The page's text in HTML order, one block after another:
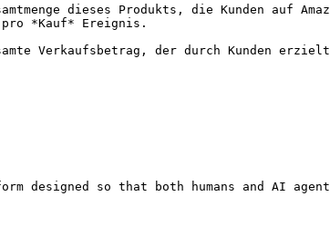
Produkts, die Kunden auf
pro *Kauf* Ereignis.
der durch Kunden erzielt
designed so that both humans and AI